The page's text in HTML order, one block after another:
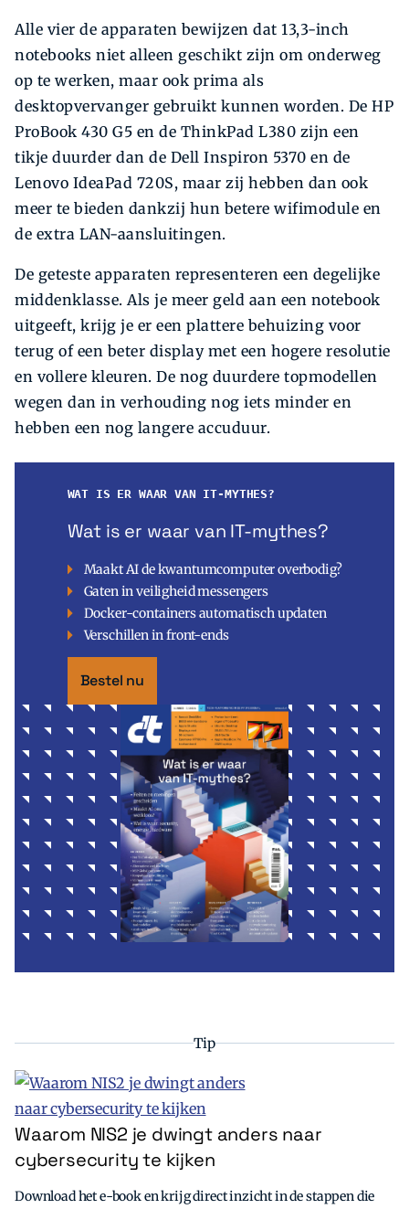
Alle vier de apparaten bewijzen dat 13,3-inch
notebooks niet alleen geschikt zijn om onderweg
op te werken, maar ook prima als
desktopvervanger gebruikt kunnen worden. De HP
ProBook 430 G5 en de ThinkPad L380 zijn een
tikje duurder dan de Dell Inspiron 5370 en de
Lenovo IdeaPad 720S, maar zij hebben dan ook
meer te bieden dankzij hun betere wifimodule en
de extra LAN-aansluitingen.
De geteste apparaten representeren een degelijke
middenklasse. Als je meer geld aan een notebook
uitgeeft, krijg je er een plattere behuizing voor
terug of een beter display met een hogere resolutie
en vollere kleuren. De nog duurdere topmodellen
wegen dan in verhouding nog iets minder en
hebben een nog langere accuduur.
WAT IS ER WAAR VAN IT-MYTHES?
Wat is er waar van IT-mythes?
Maakt AI de kwantumcomputer overbodig?
Gaten in veiligheid messengers
Docker-containers automatisch updaten
Verschillen in front-ends
Bestel nu
Tip
Waarom NIS2 je dwingt anders naar
cybersecurity te kijken
Download het e-book en krijg direct inzicht in de stappen die